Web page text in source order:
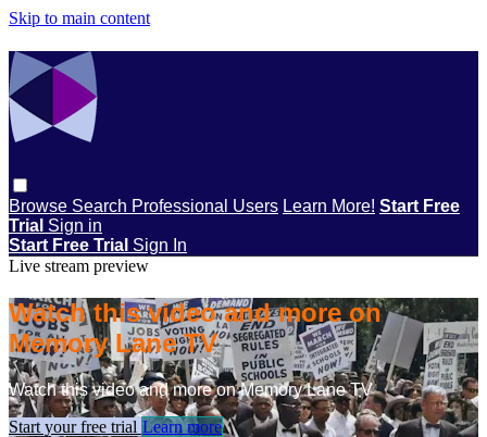
Skip to main content
Browse Search Professional Users Learn More! Start Free
Trial Sign in
Start Free Trial Sign In
Live stream preview
Watch this video and more on
Memory Lane TV
Watch this video and more on Memory Lane TV
Start your free trial Learn more